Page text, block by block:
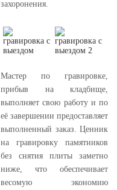
захоронения.
Мастер по гравировке,
прибыв на кладбище,
выполняет свою работу и по
её завершении предоставляет
выполненный заказ. Ценник
на гравировку памятников
без снятия плиты заметно
ниже, что обеспечивает
весомую экономию